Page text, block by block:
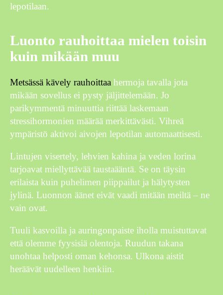
lepotilaan.
Luonto rauhoittaa mielen toisin
kuin mikään muu
Metsässä kävely rauhoittaa hermoja tavalla jota
mikään sovellus ei pysty jäljittelemään. Jo
parikymmentä minuuttia riittää laskemaan
stressihormonien määrää merkittävästi. Vihreä
ympäristö aktivoi aivojen lepotilan automaattisesti.
Lintujen visertely, lehvien kahina ja veden lorina
tarjoavat miellyttävää taustaääntä. Se on täysin
erilaista kuin puhelimen piippailut ja hälytysten
jylinä. Luonnon äänet eivät vaadi mitään meiltä – ne
vain ovat.
Tuuli kasvoilla ja auringonpaiste iholla muistuttavat
että olemme fyysisiä olentoja. Ruudun takana
unohtaa helposti oman kehonsa. Ulkona aistit
heräävät uudelleen henkiin.